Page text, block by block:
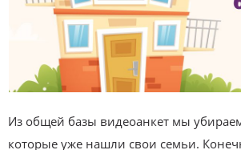
Из общей базы видеоанкет мы
которые уже нашли свои семьи.